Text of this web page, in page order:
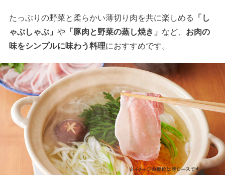
たっぶりの野菜と柔らかい薄切り肉を共に楽しめる
「し
ゃぶしゃぶ」 や「豚肉と野菜の蒸し焼き」 など、 お肉の
味をシンプルに味わう料理におすすめです。